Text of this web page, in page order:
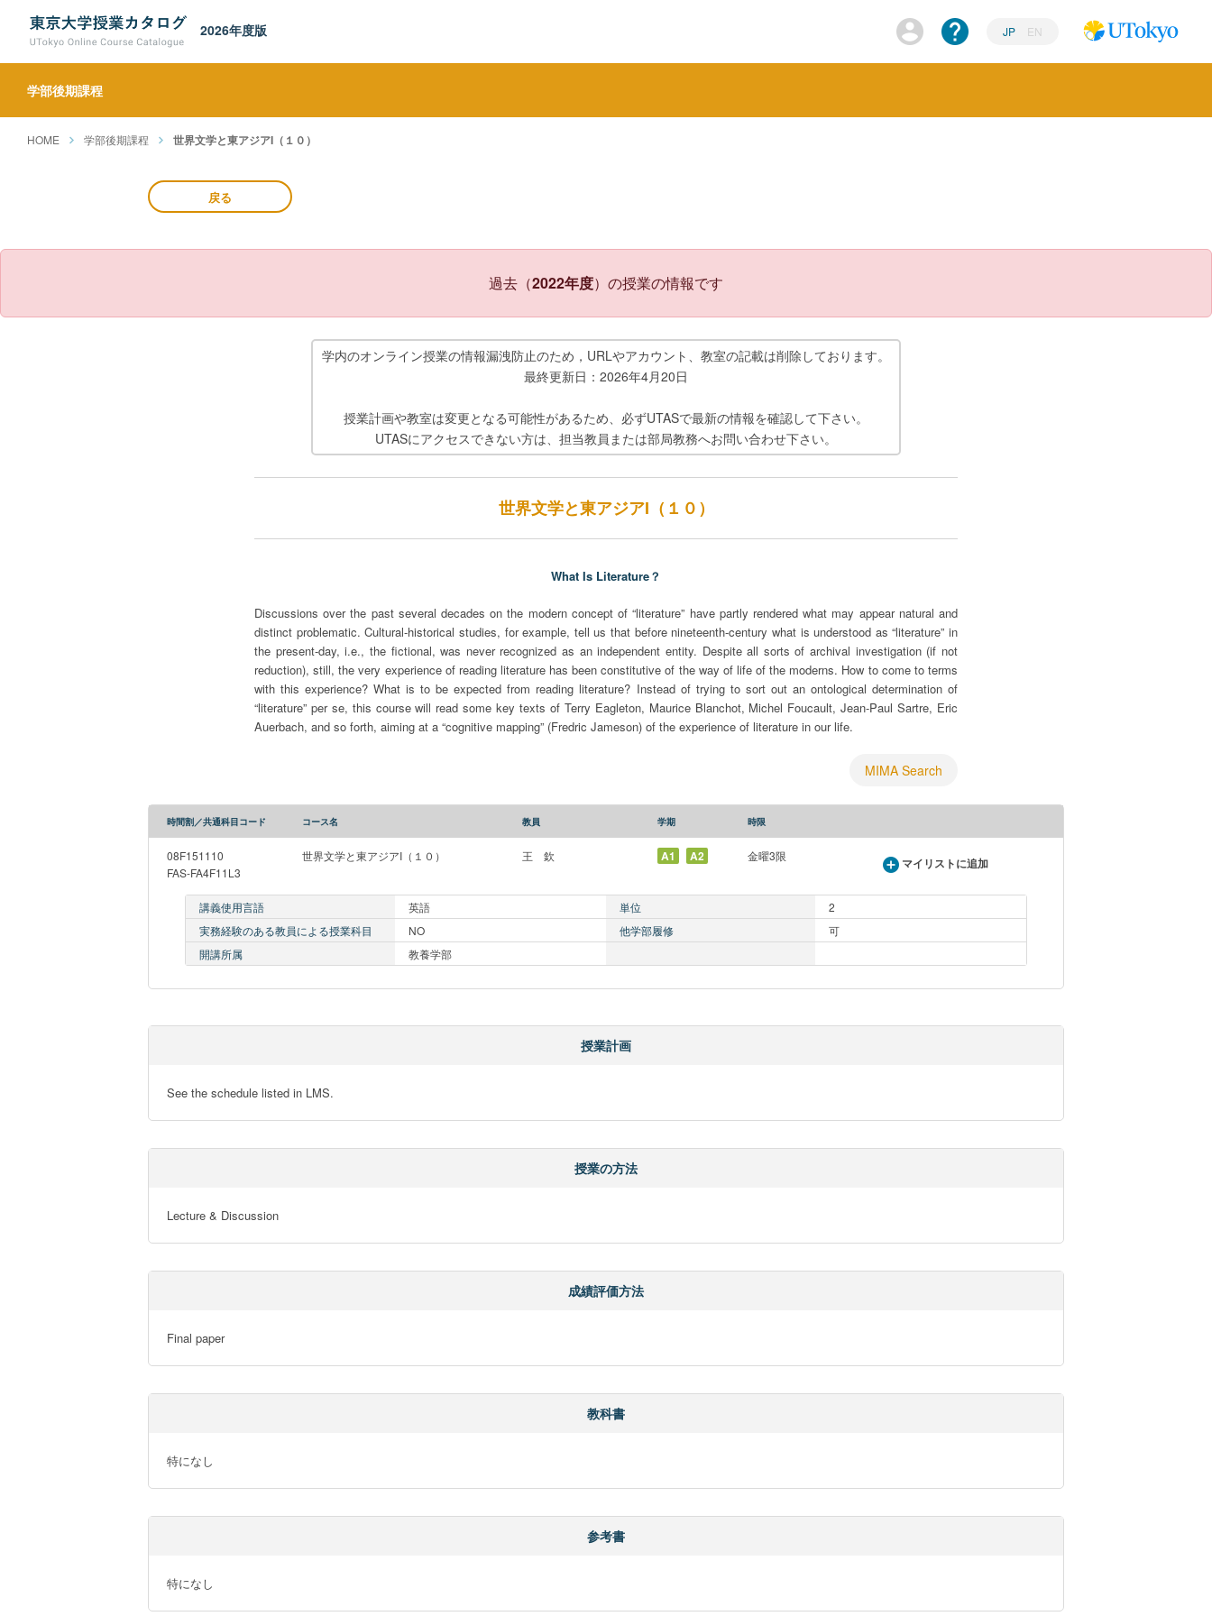
2026年度版 JP EN
学部後期課程
HOME 学部後期課程 世界文学と東アジアI（１０）
戻る
過去（2022年度）の授業の情報です
学内のオンライン授業の情報漏洩防止のため，URLやアカウント、教室の記載は削除しております。
最終更新日：2026年4月20日
授業計画や教室は変更となる可能性があるため、必ずUTASで最新の情報を確認して下さい。
UTASにアクセスできない方は、担当教員または部局教務へお問い合わせ下さい。
世界文学と東アジアI（１０）
What Is Literature？
Discussions over the past several decades on the modern concept of “literature” have partly rendered what may appear natural and
distinct problematic. Cultural-historical studies, for example, tell us that before nineteenth-century what is understood as “literature” in
the present-day, i.e., the fictional, was never recognized as an independent entity. Despite all sorts of archival investigation (if not
reduction), still, the very experience of reading literature has been constitutive of the way of life of the moderns. How to come to terms
with this experience? What is to be expected from reading literature? Instead of trying to sort out an ontological determination of
“literature” per se, this course will read some key texts of Terry Eagleton, Maurice Blanchot, Michel Foucault, Jean-Paul Sartre, Eric
Auerbach, and so forth, aiming at a “cognitive mapping” (Fredric Jameson) of the experience of literature in our life.
MIMA Search
時間割／共通科目コード コース名 教員 学期 時限
08F151110
FAS-FA4F11L3
世界文学と東アジアI（１０） 王 欽 A1 A2 金曜3限 マイリストに追加
講義使用言語 英語 単位
2
実務経験のある教員による授業科目
NO 他学部履修
可
開講所属
教養学部
授業計画
See the schedule listed in LMS.
授業の方法
Lecture & Discussion
成績評価方法
Final paper
教科書
特になし
参考書
特になし